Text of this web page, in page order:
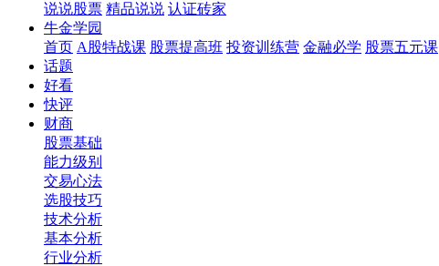
说说股票 精品说说 认证砖家
牛金学园
首页 A股特战课 股票提高班 投资训练营 金融必学 股票五元课
话题
好看
快评
财商
股票基础
能力级别
交易心法
选股技巧
技术分析
基本分析
行业分析